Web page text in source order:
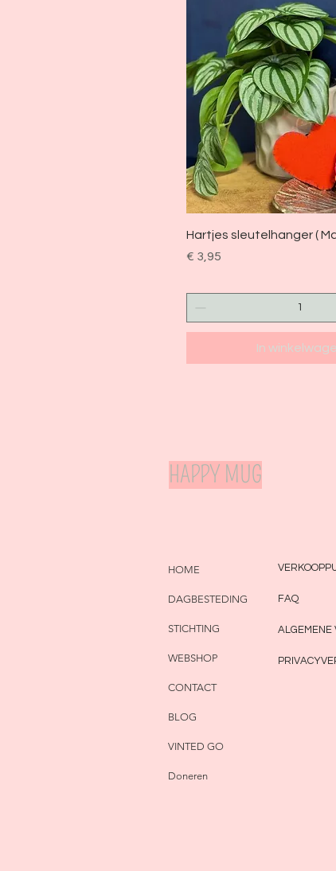
Snel overzicht
Hartjes sleutelhanger (
Prijs
€ 3,95
In
HAPPY MUG
HOME
DAGBESTEDING
STICHTING
WEBSHOP
CONTACT
BLOG
VINTED GO
Doneren
FAQ
ALGEMENE